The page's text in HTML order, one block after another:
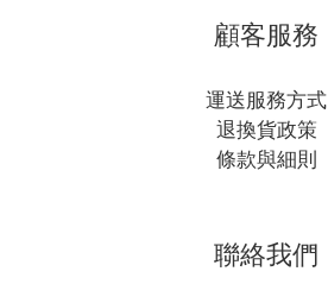
顧客服務
運送服務方式
退換貨政策
條款與細則
聯絡我們